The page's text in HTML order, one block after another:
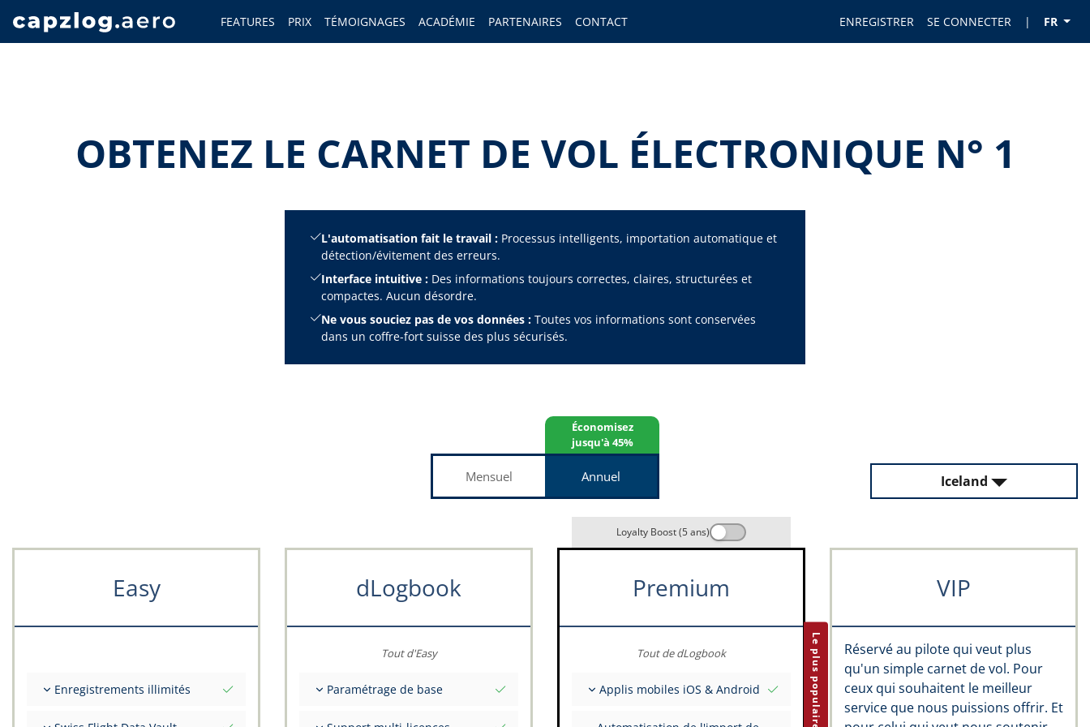
FEATURES PRIX TÉMOIGNAGES ACADÉMIE PARTENAIRES CONTACT ENREGISTRER SE CONNECTER | FR
OBTENEZ LE CARNET DE VOL ÉLECTRONIQUE N° 1
L'automatisation fait le travail : Processus intelligents, importation automatique et
détection/évitement des erreurs.
Interface intuitive : Des informations toujours correctes, claires, structurées et
compactes. Aucun désordre.
Ne vous souciez pas de vos données : Toutes vos informations sont conservées
dans un coffre-fort suisse des plus sécurisés.
Économisez
jusqu'à 45%
Mensuel Annuel Iceland
Easy
Enregistrements illimités
dLogbook
Tout d'Easy
Paramétrage de base Le plus populaire
Loyalty Boost (5 ans)
Premium
Tout de dLogbook
Applis mobiles iOS & Android
VIP
Réservé au pilote qui veut plus
qu'un simple carnet de vol. Pour
ceux qui souhaitent le meilleur
service que nous puissions offrir. Et